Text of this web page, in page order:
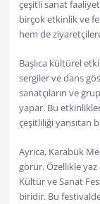
çeşitli sanat
birçok etkinlik ve
hem de
Başlıca kültürel
sergiler ve dans
sanatçıların ve
yapar. Bu
çeşitliliği yansıtan
Ayrıca, Karabük
görür. Özellikle yaz
Kültür ve Sanat
biridir. Bu